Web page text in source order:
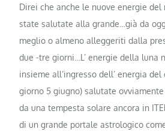
Direi che anche le nuove energie del
state salutate alla grande…già da
meglio o almeno alleggeriti dalla
due -tre giorni…L’ energie della luna
insieme all’ingresso dell’ energia
giorno 5 giugno) salutate
da una tempesta solare ancora in
di un grande portale astrologico